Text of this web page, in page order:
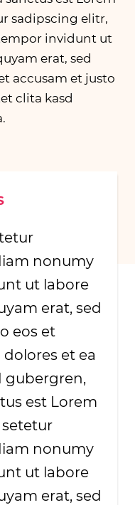
sadipscing elitr,
invidunt ut
erat, sed
accusam et justo
clita kasd
nonumy
ut labore
erat, sed
eos et
et ea
gubergren,
est Lorem
nonumy
ut labore
erat, sed